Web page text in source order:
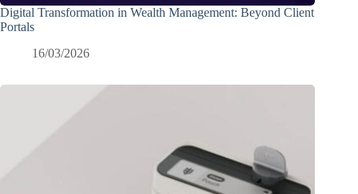
Digital Transformation in Wealth Management: Beyond Client
Portals
16/03/2026